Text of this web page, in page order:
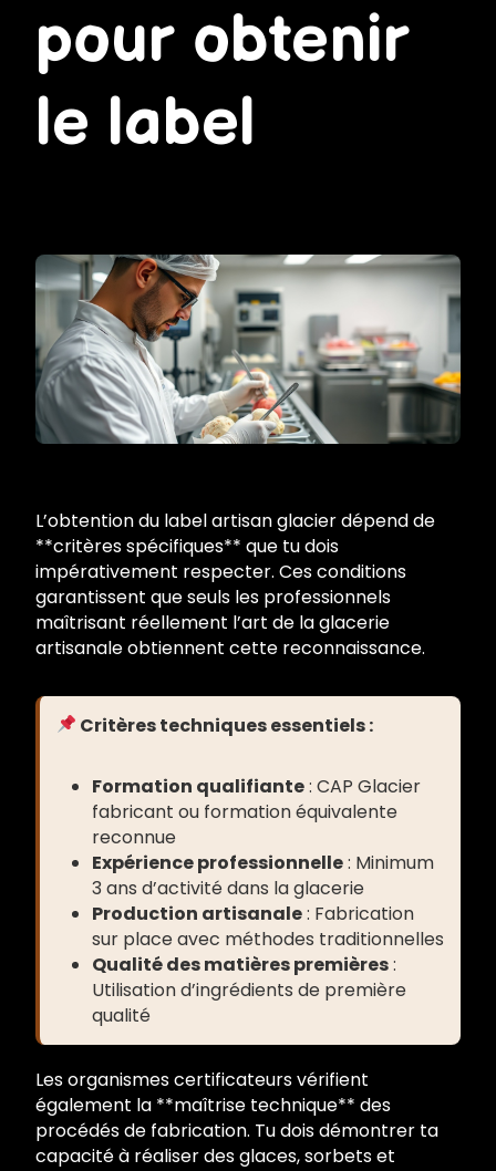
pour obtenir
le label
L’obtention du label artisan glacier dépend de
**critères spécifiques** que tu dois
impérativement respecter. Ces conditions
garantissent que seuls les professionnels
maîtrisant réellement l’art de la glacerie
artisanale obtiennent cette reconnaissance.
Critères techniques essentiels :
Formation qualifiante: CAP Glacier
fabricant ou formation équivalente
reconnue
Expérience professionnelle: Minimum
3 ans d’activité dans la glacerie
Production artisanale: Fabrication
sur place avec méthodes traditionnelles
Qualité des matières premières:
Utilisation d’ingrédients de première
qualité
Les organismes certificateurs vérifient
également la **maîtrise technique** des
procédés de fabrication. Tu dois démontrer ta
capacité à réaliser des glaces, sorbets et